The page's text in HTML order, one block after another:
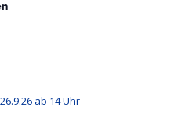
ab 14 Uhr